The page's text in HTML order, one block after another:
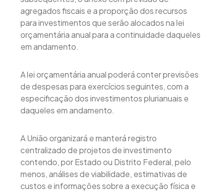
agregados fiscais e a proporção dos recursos
para investimentos que serão alocados na lei
orçamentária anual para a continuidade daqueles
em andamento.
A lei orçamentária anual poderá conter previsões
de despesas para exercícios seguintes, com a
especificação dos investimentos plurianuais e
daqueles em andamento.
A União organizará e manterá registro
centralizado de projetos de investimento
contendo, por Estado ou Distrito Federal, pelo
menos, análises de viabilidade, estimativas de
custos e informações sobre a execução física e